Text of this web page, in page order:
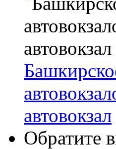
автовокзал
Обратите